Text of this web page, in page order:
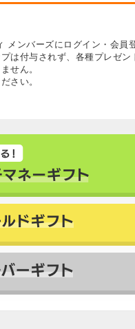
メンバーズにログイン・会員
は付与されず、各種プレゼン
せん。
さい。